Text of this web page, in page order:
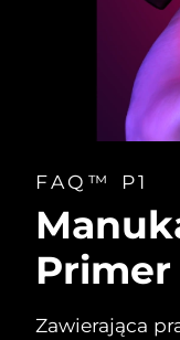
FAQ™ P1
Primer
Zawierająca